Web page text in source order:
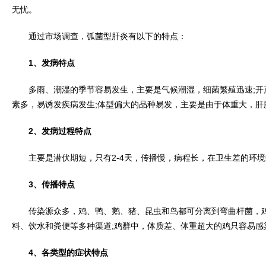
无忧。
通过市场调查，弧菌型肝炎有以下的特点：
1、发病特点
多雨、潮湿的季节容易发生，主要是气候潮湿，细菌繁殖迅速;开
素多，易诱发疾病发生;体型偏大的品种易发，主要是由于体重大，
2、发病过程特点
主要是潜伏期短，只有2-4天，传播慢，病程长，在卫生差的环境
3、传播特点
传染源众多，鸡、鸭、鹅、猪、昆虫和鸟都可分离到弯曲杆菌，
料、饮水和粪便等多种渠道;鸡群中，体质差、体重超大的鸡只容易感
4、各类型的症状特点